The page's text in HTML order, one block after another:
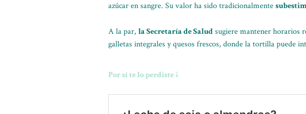
azúcar en sangre. Su valor ha sido tradicionalmente
A la par, la Secretaría de Saludsugiere mantener horarios
galletas integrales y quesos frescos, donde la tortilla puede
Por sí te lo perdiste ↓